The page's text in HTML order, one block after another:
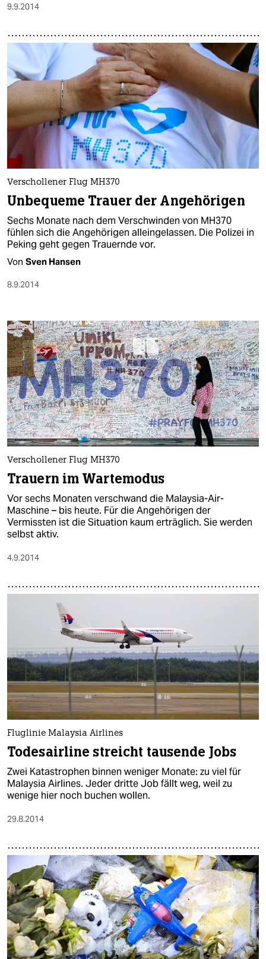
9.9.2014
Verschollener Flug MH370
Unbequeme Trauer der Angehörigen
Sechs Monate nach dem Verschwinden von MH370
fühlen sich die Angehörigen alleingelassen. Die Polizei in
Peking geht gegen Trauernde vor.
Von Sven Hansen
8.9.2014
Verschollener Flug MH370
Trauern im Wartemodus
Vor sechs Monaten verschwand die Malaysia-Air-
Maschine – bis heute. Für die Angehörigen der
Vermissten ist die Situation kaum erträglich. Sie werden
selbst aktiv.
4.9.2014
Fluglinie Malaysia Airlines
Todesairline streicht tausende Jobs
Zwei Katastrophen binnen weniger Monate: zu viel für
Malaysia Airlines. Jeder dritte Job fällt weg, weil zu
wenige hier noch buchen wollen.
29.8.2014